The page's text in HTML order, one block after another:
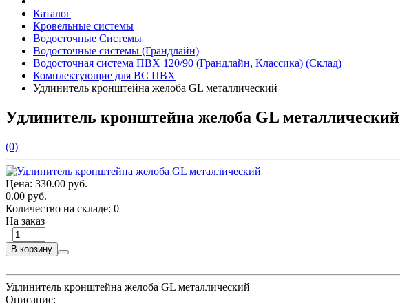
Каталог
Кровельные системы
Водосточные Системы
Водосточные системы (Грандлайн)
Водосточная система ПВХ 120/90 (Грандлайн, Классика) (Склад)
Комплектующие для ВС ПВХ
Удлинитель кронштейна желоба GL металлический
Удлинитель кронштейна желоба GL металлический
(0)
Цена: 330.00 руб.
0.00 руб.
Количество на складе: 0
На заказ
В корзину
Удлинитель кронштейна желоба GL металлический
Описание: